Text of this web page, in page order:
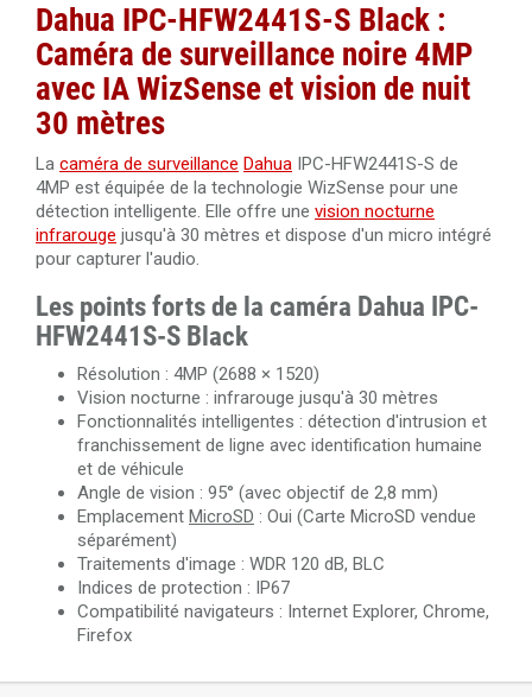
Dahua IPC-HFW2441S-S Black :
Caméra de surveillance noire 4MP
avec IA WizSense et vision de nuit
30 mètres
La caméra de surveillance Dahua IPC-HFW2441S-S de
4MP est équipée de la technologie WizSense pour une
détection intelligente. Elle offre une vision nocturne
infrarouge jusqu'à 30 mètres et dispose d'un micro intégré
pour capturer l'audio.
Les points forts de la caméra Dahua IPC-
HFW2441S-S Black
Résolution : 4MP (2688 × 1520)
Vision nocturne : infrarouge jusqu'à 30 mètres
Fonctionnalités intelligentes : détection d'intrusion et
franchissement de ligne avec identification humaine
et de véhicule
Angle de vision : 95° (avec objectif de 2,8 mm)
Emplacement MicroSD : Oui (Carte MicroSD vendue
séparément)
Traitements d'image : WDR 120 dB, BLC
Indices de protection : IP67
Compatibilité navigateurs : Internet Explorer, Chrome,
Firefox